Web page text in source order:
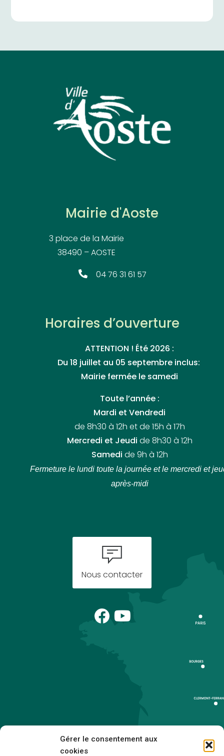
Gérer le consentement aux
cookies
Mairie d'Aoste
3 place de la Mairie
38490 – AOSTE
04 76 31 61 57
Horaires d’ouverture
ATTENTION ! Été 2026 :
Du 18 juillet au 05 septembre inclus:
Mairie fermée le samedi
Toute l’année :
Mardi et Vendredi
de 8h30 à 12h et de 15h à 17h
Mercredi et Jeudi de 8h30 à 12h
Samedi de 9h à 12h
Fermeture le lundi toute la journée et le mercredi et
après-midi
Nous contacter